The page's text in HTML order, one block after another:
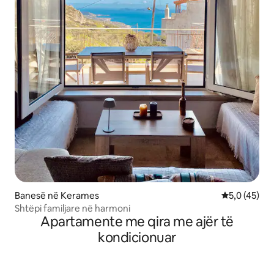
Banesë në Kerames Vlerësimi
5,0 (45)
Shtëpi familjare në harmoni
Apartamente me qira me ajër të
kondicionuar